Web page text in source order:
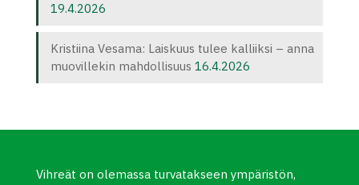
19.4.2026
Kristiina Vesama: Laiskuus tulee kalliiksi – anna
muovillekin mahdollisuus 16.4.2026
Vihreät on olemassa turvatakseen ympäristön,